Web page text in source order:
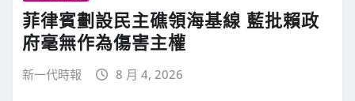
菲律賓劃設民主礁領海基線 藍批賴政
府毫無作為傷害主權
新一代時報 8 月 4, 2026